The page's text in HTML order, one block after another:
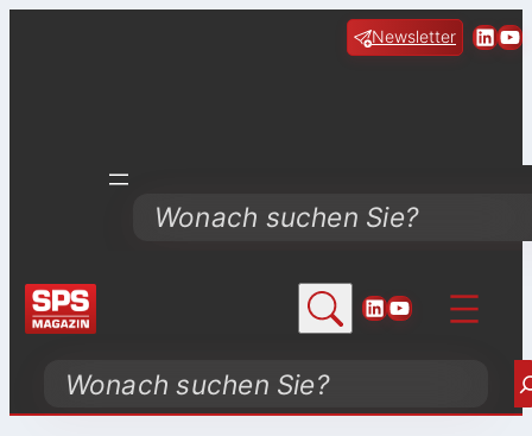
Newsletter
Search
LinkedIn
YouTube
Search